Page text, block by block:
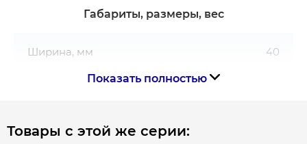
Габариты, размеры, вес
Ширина, мм 40
Гарантия производителя, мес
Показать полностью
Товары с этой же серии: